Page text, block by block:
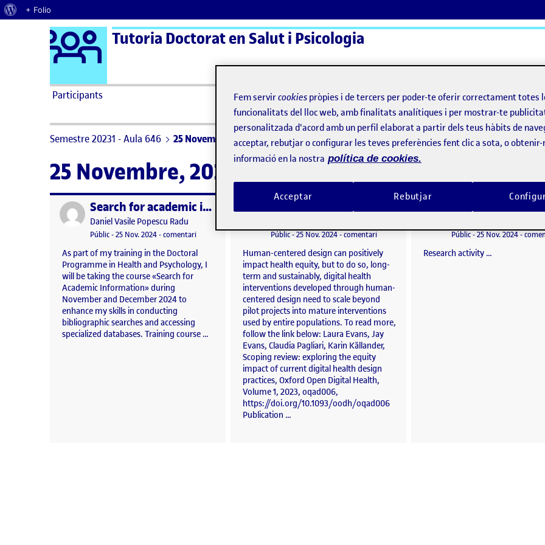
Quant al WordPress
+ Folio
Saltar al contingut Logo Ágora
Tutoria Doctorat en Salut i Psicologia
Participants ActiFolios
Semestre 20231 - Aula 646 25 Novembre, 2024
25 Novembre, 2024
Publicat per Search for academic information
Publicat per
Daniel Vasile Popescu Radu
Visibilitat:
Públic-Data de publicació
25 Nov. 2024-comentariel Search for academic information
As part of my training in the Doctoral
Programme in Health and Psychology, I
will be taking the course «Search for
Academic Information» during
November and December 2024 to
enhance my skills in conducting
bibliographic searches and accessing
specialized databases. Training course …
Publication: Scoping review: exploring the equity impact of current digital health design practices
Visibilitat:
Públic-Data de publicació
25 Nov. 2024-comentariel Publication: Scoping review: exploring the
Human-centered design can positively
impact health equity, but to do so, long-
term and sustainably, digital health
interventions developed through human-
centered design need to scale beyond
pilot projects into mature interventions
used by entire populations. To read more,
follow the link below: Laura Evans, Jay
Evans, Claudia Pagliari, Karin Källander,
Scoping review: exploring the equity
impact of current digital health design
practices, Oxford Open Digital Health,
Volume 1, 2023, oqad006,
https://doi.org/10.1093/oodh/oqad006
Publication …
Visibilitat:
Públic-Data de publicació
25 Nov. 202423 abril,
-
Research activity …
Fem servircookies pròpies i de tercers per poder-te oferir correctament totes
funcionalitats del lloc web, amb finalitats analítiques i per mostrar-te
personalitzada d'acord amb un perfil elaborat a partir dels teus hàbits de
acceptar, rebutjar o configurar les teves preferències fent clic a sota, o obtenir-
informació en la nostra política de cookies.
Rebutjar
Acceptar